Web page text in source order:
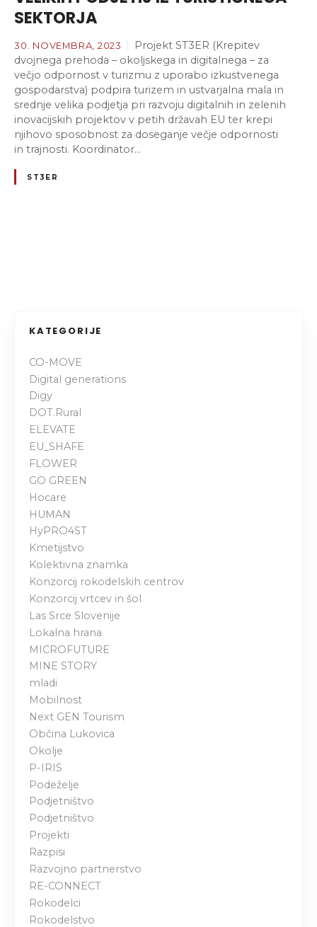
SEKTORJA
30. NOVEMBRA, 2023
Projekt ST3ER (Krepitev
dvojnega prehoda – okoljskega in digitalnega – za
večjo odpornost v turizmu z uporabo izkustvenega
gospodarstva) podpira turizem in ustvarjalna mala in
srednje velika podjetja pri razvoju digitalnih in zelenih
inovacijskih projektov v petih državah EU ter krepi
njihovo sposobnost za doseganje večje odpornosti
in trajnosti. Koordinator…
ST3ER
KATEGORIJE
CO-MOVE
Digital generations
Digy
DOT.Rural
ELEVATE
EU_SHAFE
FLOWER
GO GREEN
Hocare
HUMAN
HyPRO4ST
Kmetijstvo
Kolektivna znamka
Konzorcij rokodelskih centrov
Konzorcij vrtcev in šol
Las Srce Slovenije
Lokalna hrana
MICROFUTURE
MINE STORY
mladi
Mobilnost
Next GEN Tourism
Občina Lukovica
Okolje
P-IRIS
Podeželje
Podjetništvo
Podjetništvo
Projekti
Razpisi
Razvojno partnerstvo
RE-CONNECT
Rokodelci
Rokodelstvo